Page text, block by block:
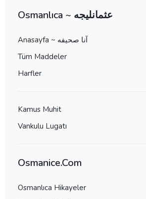
Osmanlıca ~ عثمانليجه
Anasayfa ~ آنا صحيفه
Tüm Maddeler
Harfler
Kamus Muhit
Vankulu Lugatı
Osmanice.Com
Osmanlıca Hikayeler